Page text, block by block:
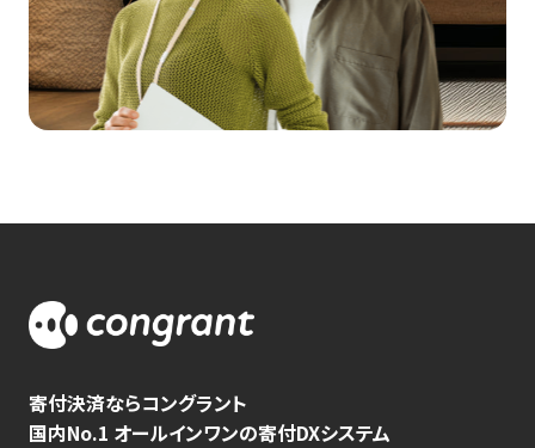
寄付決済ならコングラント
国内No.1 オールインワンの寄付DXシステム